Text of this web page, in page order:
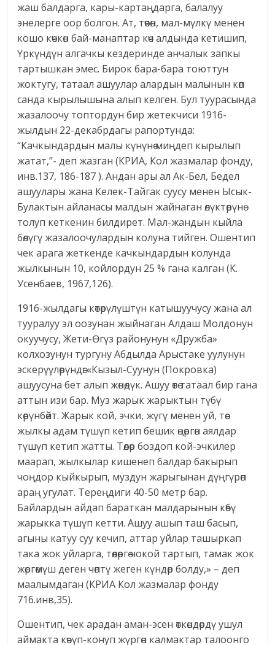
жаш балдарга, кары-картаңдарга, балалуу
энелерге оор болгон. Ат, төөчөн, мал-мүлкү менен
кошо көчкөн бай-манаптар көч алдында кетишип,
Үркүндүн алгачкы кездеринде анчалык запкы
тартышкан эмес. Бирок бара-бара тоюттун
жоктугу, татаал ашуулар алардын малынын көп
санда кырылышына алып келген. Бул туурасында
жазалоочу топтордун бир жетекчиси 1916-
жылдын 22-декабрдагы рапортунда:
“Качкындардын малы күнүнө миңдеп кырылып
жатат,”- деп жазган (КРИА, Кол жазмалар фонду,
инв.137, 186-187 ). Андан ары ал Ак-Бел, Бедел
ашуулары жана Келек-Тайгак суусу менен Ысык-
Булактын айланасы малдын жайнаган өлүктөрүнө
толуп кеткенин билдирет. Мал-жандын кыйла
бөлүгү жазалоочулардын колуна тийген. Ошентип
чек арага жеткенде качкындардын колунда
жылкынын 10, койлордун 25 % гана калган (К.
Усенбаев, 1967,126).
1916-жылдагы көтөрүлүштүн катышуучусу жана ал
тууралуу эл оозунан жыйнаган Алдаш Молдонун
окуучусу, Жети-Ѳгүз районунун «Дружба»
колхозунун тургуну Абдылда Арыстаке уулунун
эскерүүлөрүндө: «Кызыл-Суунун (Покровка)
ашуусуна бет алып жөнөдүк. Ашуу өтө татаал бир гана
аттын изи бар. Муз жарык жарыктын түбү
көрүнбөйт. Жарык кой, эчки, жүгү менен уй, төө
жылкы адам түшүп кетип бешик өңөргөн аялдар
түшүп кетип жатты. Төөлөр боздоп кой-эчкилер
маарап, жылкылар кишенеп балдар бакырып
чоңдор кыйкырып, муздун жарыгынан дүңгүрөп
араң угулат. Тереңдиги 40-50 метр бар.
Байлардын айдап бараткан малдарынын көбү
жарыкка түшүп кетти. Ашуу ашып таш басып,
агыны катуу суу кечип, аттар уйлар ташыркап
така жок уйларга, төөлөргө чокой тартып, тамак жок
жөргөмүш деген чөптү жеген күндөр болду,» – деп
маалымдаган (КРИА Кол жазмалар фонду
716.инв,35).
Ошентип, чек арадан аман-эсен өткөндөрдү ушул
аймакта көчүп-конуп жүргөн калмактар талоонго